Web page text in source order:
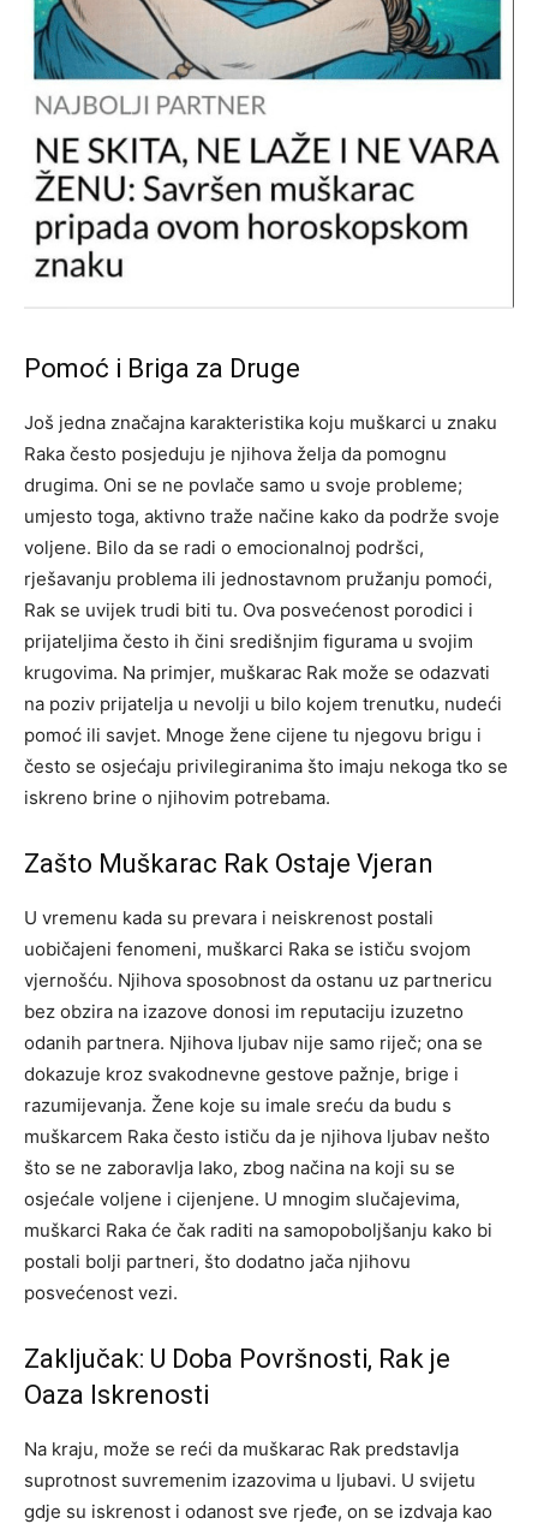
Pomoć i Briga za Druge
Još jedna značajna karakteristika koju muškarci u znaku
Raka često posjeduju je njihova želja da pomognu
drugima. Oni se ne povlače samo u svoje probleme;
umjesto toga, aktivno traže načine kako da podrže svoje
voljene. Bilo da se radi o emocionalnoj podršci,
rješavanju problema ili jednostavnom pružanju pomoći,
Rak se uvijek trudi biti tu. Ova posvećenost porodici i
prijateljima često ih čini središnjim figurama u svojim
krugovima. Na primjer, muškarac Rak može se odazvati
na poziv prijatelja u nevolji u bilo kojem trenutku, nudeći
pomoć ili savjet. Mnoge žene cijene tu njegovu brigu i
često se osjećaju privilegiranima što imaju nekoga tko se
iskreno brine o njihovim potrebama.
Zašto Muškarac Rak Ostaje Vjeran
U vremenu kada su prevara i neiskrenost postali
uobičajeni fenomeni, muškarci Raka se ističu svojom
vjernošću. Njihova sposobnost da ostanu uz partnericu
bez obzira na izazove donosi im reputaciju izuzetno
odanih partnera. Njihova ljubav nije samo riječ; ona se
dokazuje kroz svakodnevne gestove pažnje, brige i
razumijevanja. Žene koje su imale sreću da budu s
muškarcem Raka često ističu da je njihova ljubav nešto
što se ne zaboravlja lako, zbog načina na koji su se
osjećale voljene i cijenjene. U mnogim slučajevima,
muškarci Raka će čak raditi na samopoboljšanju kako bi
postali bolji partneri, što dodatno jača njihovu
posvećenost vezi.
Zaključak: U Doba Površnosti, Rak je
Oaza Iskrenosti
Na kraju, može se reći da muškarac Rak predstavlja
suprotnost suvremenim izazovima u ljubavi. U svijetu
gdje su iskrenost i odanost sve rjeđe, on se izdvaja kao